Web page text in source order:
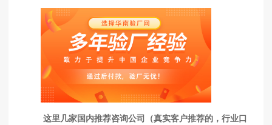
这里几家国内推荐咨询公司（真实客户推荐的，行业口